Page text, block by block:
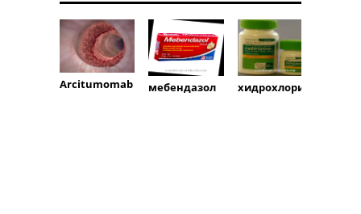
Arcitumomab мебендазол хидрохлорид